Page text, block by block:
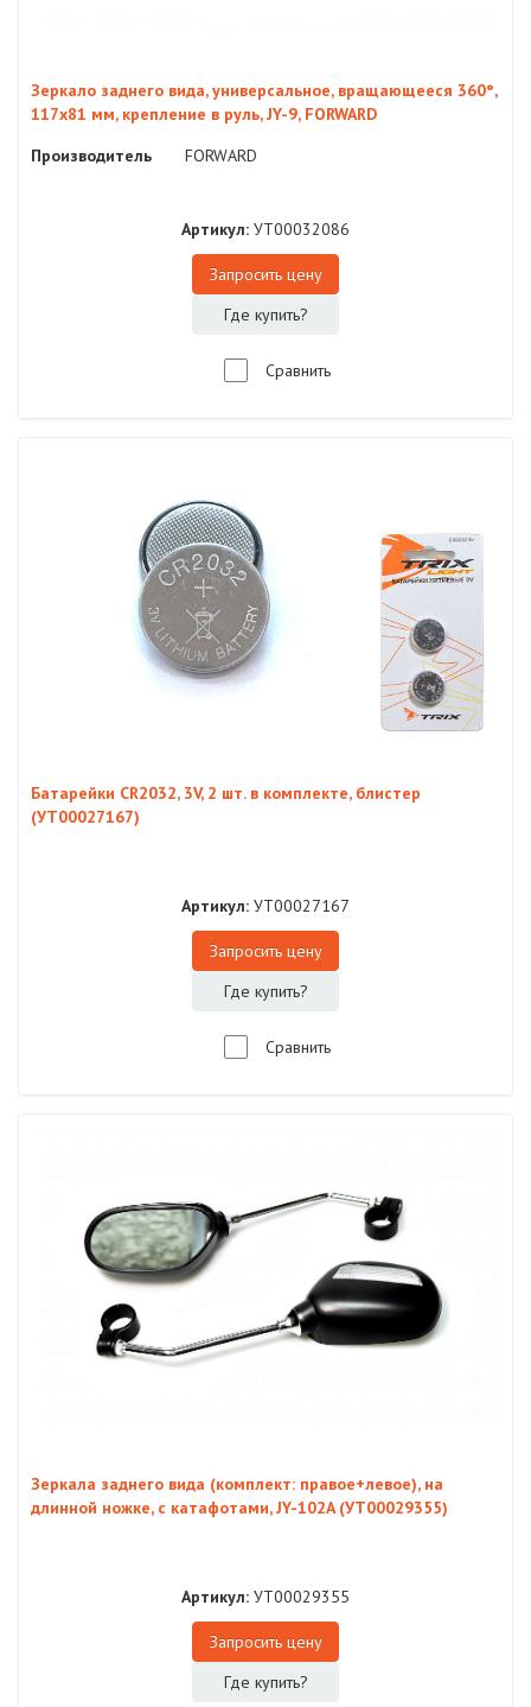
Зеркало заднего вида, универсальное, вращающееся 360°,
117x81 мм, крепление в руль, JY-9, FORWARD
Производитель
FORWARD
Артикул: УТ00032086
Запросить цену
Где купить?
Сравнить
Батарейки CR2032, 3V, 2 шт. в комплекте, блистер
(УТ00027167)
Артикул: УТ00027167
Запросить цену
Где купить?
Сравнить
Зеркала заднего вида (комплект: правое+левое), на
длинной ножке, с катафотами, JY-102A (УТ00029355)
Артикул: УТ00029355
Запросить цену
Где купить?